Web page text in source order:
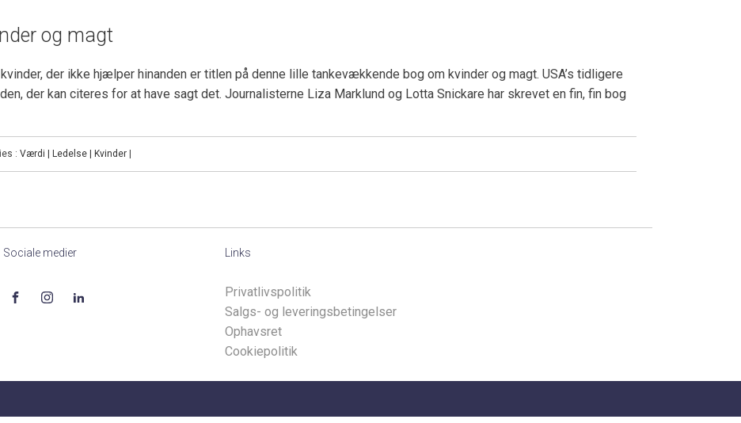
og magt
der ikke hjælper hinanden er titlen på denne lille tankevækkende bog om kvinder og magt. USA’s tidligere
der kan citeres for at have sagt det. Journalisterne Liza Marklund og Lotta Snickare har skrevet en fin, fin bog
: Værdi | Ledelse | Kvinder
Sociale medier Links
Privatlivspolitik
Salgs- og leveringsbetingelser
Ophavsret
Cookiepolitik